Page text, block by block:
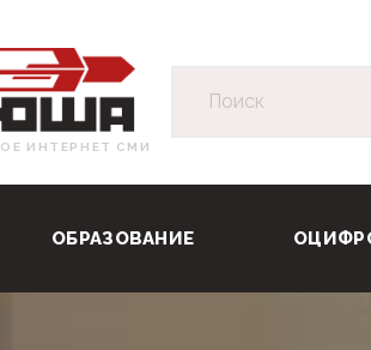
ИНТЕРНЕТ СМИ
ОБРАЗОВАНИЕ